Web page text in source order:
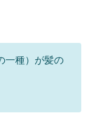
一種）が髪の